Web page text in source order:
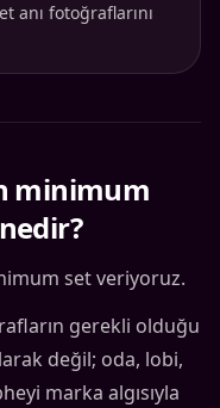
anı fotoğraflarını
minimum
set veriyoruz.
gerekli olduğu
değil; oda, lobi,
marka algısıyla